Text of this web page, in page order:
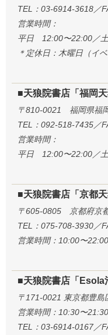
TEL：03-6914-3618／
営業時間：
平日 12:00〜22:00／
＊定休日：木曜日（イ
■天狼院書店「福岡天
〒810-0021 福岡県福
TEL：092-518-7435／
営業時間：
平日 12:00〜22:00／
■天狼院書店「京都天
〒605-0805 京都府京
TEL：075-708-3930／
営業時間：10:00〜22:00
■天狼院書店「Esola
〒171-0021 東京都豊
営業時間：10:30〜21:30
TEL：03-6914-0167／